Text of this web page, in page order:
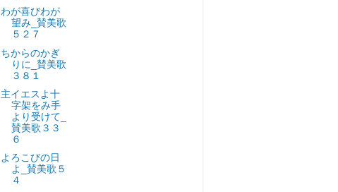
わが喜びわが
望み_賛美歌
５２７
ちからのかぎ
りに_賛美歌
３８１
主イエスよ十
字架をみ手
より受けて_
賛美歌３３
６
よろこびの日
よ_賛美歌５
４